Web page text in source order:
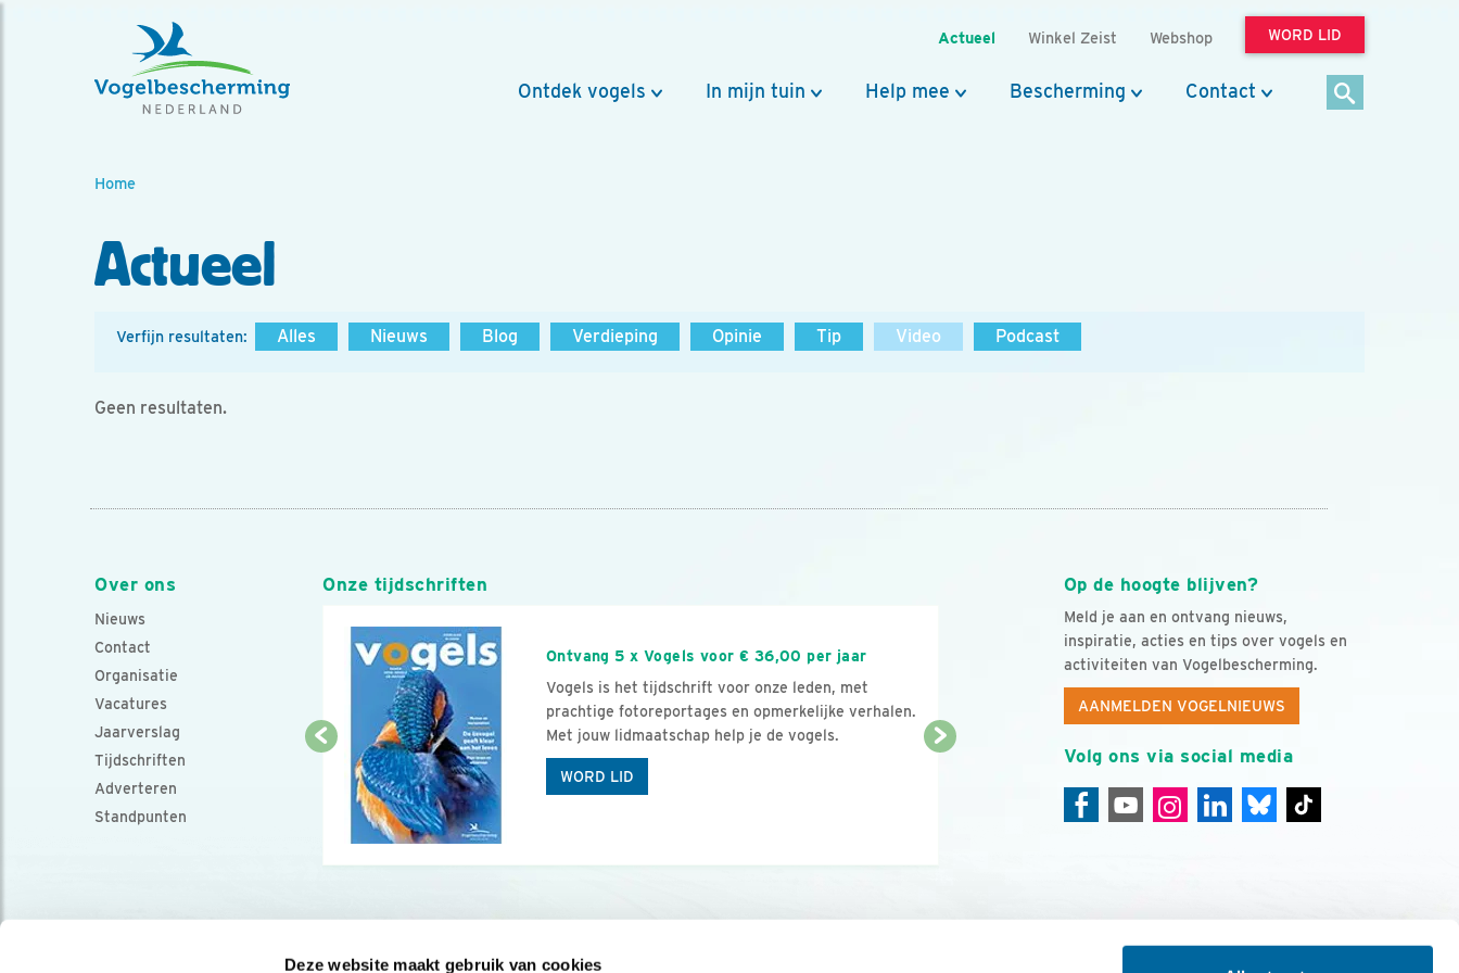
Deze website maakt gebruik van cookies
Actueel Winkel Zeist Webshop WORD LID
Ontdek vogels In mijn tuin Help mee Bescherming Contact
Home
Actueel
Verfijn resultaten: Alles Nieuws Blog Verdieping Opinie Tip Video Podcast
Geen resultaten.
Over ons
Nieuws
Contact
Organisatie
Vacatures
Jaarverslag
Tijdschriften
Adverteren
Standpunten
Op de hoogte blijven?
Meld je aan en ontvang nieuws,
inspiratie, acties en tips over vogels en
activiteiten van Vogelbescherming.
AANMELDEN VOGELNIEUWS
Volg ons via social media
Onze tijdschriften
Ontvang 5 x Vogels voor € 36,00 per jaar
Vogels is het tijdschrift voor onze leden, met
prachtige fotoreportages en opmerkelijke verhalen.
Met jouw lidmaatschap help je de vogels.
WORD LID